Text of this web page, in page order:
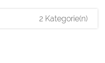
2 Kategorie(n)